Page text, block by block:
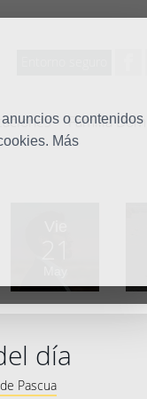
o contenidos
Más
Familia
día
Pascua